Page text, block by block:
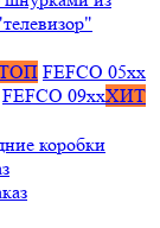
FEFCO 05xx
FEFCO 09xxХИТ
коробки